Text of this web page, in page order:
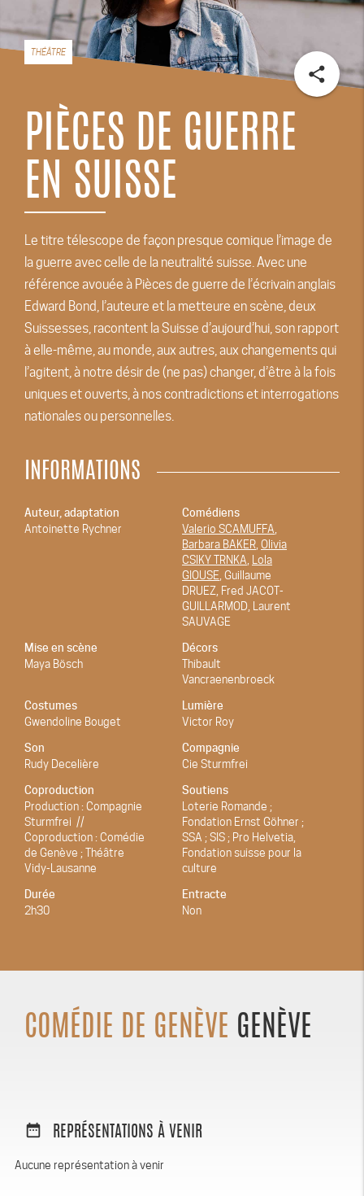
THÉÂTRE
share
PIÈCES DE GUERRE
EN SUISSE
Le titre télescope de façon presque comique l’image de
la guerre avec celle de la neutralité suisse. Avec une
référence avouée à Pièces de guerre de l’écrivain anglais
Edward Bond, l’auteure et la metteure en scène, deux
Suissesses, racontent la Suisse d’aujourd’hui, son rapport
à elle-même, au monde, aux autres, aux changements qui
l’agitent, à notre désir de (ne pas) changer, d’être à la fois
uniques et ouverts, à nos contradictions et interrogations
nationales ou personnelles.
INFORMATIONS
Auteur, adaptation
Antoinette Rychner
Comédiens
Valerio SCAMUFFA
Barbara BAKER Olivia
CSIKY TRNKA
Lola
GIOUSE , Guillaume
DRUEZ, Fred JACOT-
GUILLARMOD, Laurent
SAUVAGE
Mise en scène
Maya Bösch
Décors
Thibault
Vancraenenbroeck
Costumes
Gwendoline Bouget
Lumière
Victor Roy
Son
Rudy Decelière
Compagnie
Cie Sturmfrei
Coproduction
Production : Compagnie
Sturmfrei //
Coproduction : Comédie
de Genève ; Théâtre
Vidy-Lausanne
Soutiens
Loterie Romande ;
Fondation Ernst Göhner ;
SSA ; SIS ; Pro Helvetia,
Fondation suisse pour la
culture
Durée
2h30
Entracte
Non
COMÉDIE DE GENÈVE GENÈVE
date_range REPRÉSENTATIONS À VENIR
Aucune représentation à venir